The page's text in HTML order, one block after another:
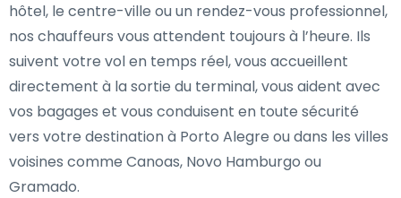
hôtel, le centre-ville ou un rendez-vous professionnel,
nos chauffeurs vous attendent toujours à l’heure. Ils
suivent votre vol en temps réel, vous accueillent
directement à la sortie du terminal, vous aident avec
vos bagages et vous conduisent en toute sécurité
vers votre destination à Porto Alegre ou dans les villes
voisines comme Canoas, Novo Hamburgo ou
Gramado.